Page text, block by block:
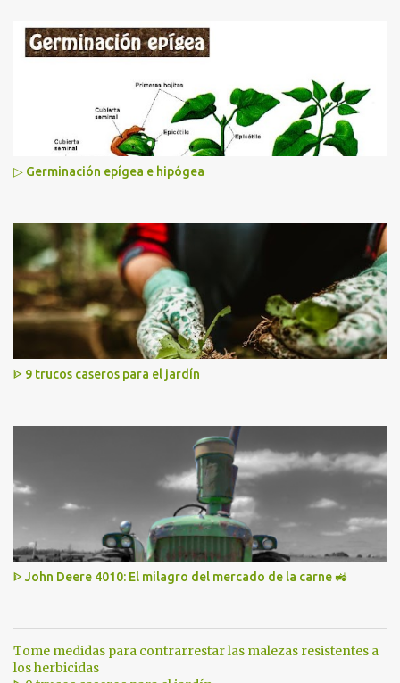
▷ Germinación epígea e hipógea
ᐈ 9 trucos caseros para el jardín
ᐈ John Deere 4010: El milagro del mercado de la carne 🚜
Tome medidas para contrarrestar las malezas resistentes a
los herbicidas